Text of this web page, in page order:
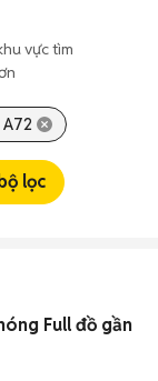
vực tìm
A72
lọc
Full đồ gần